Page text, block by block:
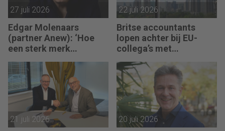
27 juli 2026
Edgar Molenaars
(partner Anew): ‘Hoe
een sterk merk
vertaalt in tastbaar
geld’
22 juli 2026
Britse accountants
lopen achter bij EU-
collega’s met
21 juli 2026 20 juli 2026